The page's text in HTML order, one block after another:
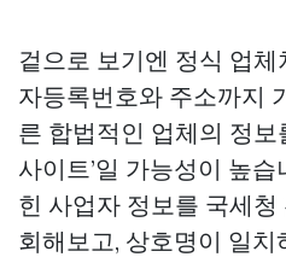
겉으로 보기엔 정식 업
자등록번호와 주소까지
른 합법적인 업체의 정보
사이트’일 가능성이 높
힌 사업자 정보를 국세
회해보고, 상호명이 일